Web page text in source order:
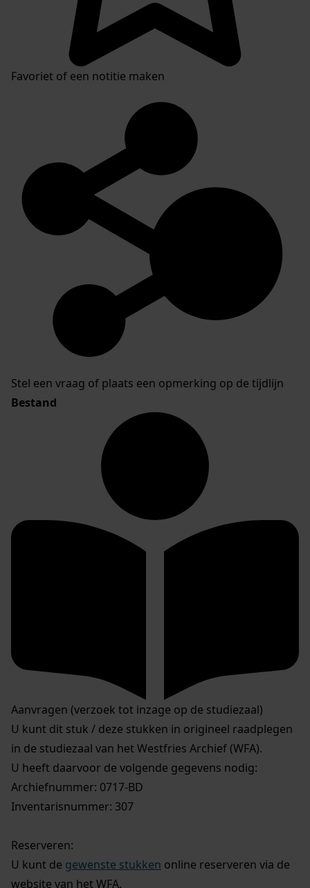
Favoriet of een notitie maken
Stel een vraag of plaats een opmerking op de tijdlijn
Bestand
Aanvragen (verzoek tot inzage op de studiezaal)
U kunt dit stuk / deze stukken in origineel raadplegen
in de studiezaal van het Westfries Archief (WFA).
U heeft daarvoor de volgende gegevens nodig:
Archiefnummer: 0717-BD
Inventarisnummer: 307
Reserveren:
U kunt de gewenste stukken online reserveren via de
website van het WFA.